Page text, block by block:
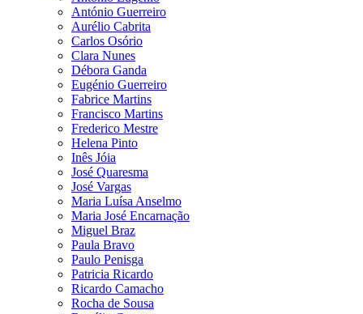
António Guerreiro
Aurélio Cabrita
Carlos Osório
Clara Nunes
Débora Ganda
Eugénio Guerreiro
Fabrice Martins
Francisco Martins
Frederico Mestre
Helena Pinto
Inês Jóia
José Quaresma
José Vargas
Maria Luísa Anselmo
Maria José Encarnação
Miguel Braz
Paula Bravo
Paulo Penisga
Patricia Ricardo
Ricardo Camacho
Rocha de Sousa